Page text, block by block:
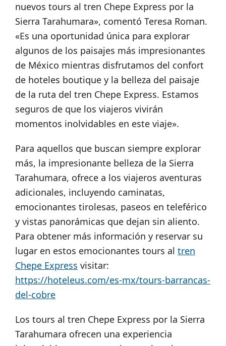
nuevos tours al tren Chepe Express por la
Sierra Tarahumara», comentó Teresa Roman.
«Es una oportunidad única para explorar
algunos de los paisajes más impresionantes
de México mientras disfrutamos del confort
de hoteles boutique y la belleza del paisaje
de la ruta del tren Chepe Express. Estamos
seguros de que los viajeros vivirán
momentos inolvidables en este viaje».
Para aquellos que buscan siempre explorar
más, la impresionante belleza de la Sierra
Tarahumara, ofrece a los viajeros aventuras
adicionales, incluyendo caminatas,
emocionantes tirolesas, paseos en teleférico
y vistas panorámicas que dejan sin aliento.
Para obtener más información y reservar su
lugar en estos emocionantes tours al tren
Chepe Express visitar:
https://hoteleus.com/es-mx/tours-barrancas-
del-cobre
Los tours al tren Chepe Express por la Sierra
Tarahumara ofrecen una experiencia